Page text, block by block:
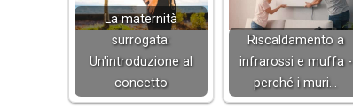
La maternità
surrogata:
Un'introduzione al
concetto
Riscaldamento a
infrarossi e muffa -
perché i muri…